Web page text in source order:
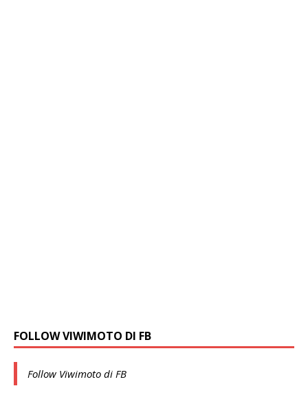
FOLLOW VIWIMOTO DI FB
Follow Viwimoto di FB